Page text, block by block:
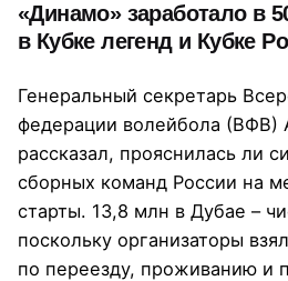
«Динамо» заработало в
в Кубке легенд и Кубке
Генеральный секретарь
федерации волейбола (ВФВ)
рассказал, прояснилась ли
сборных команд России на
старты. 13,8 млн в Дубае –
поскольку организаторы
по переезду, проживанию и